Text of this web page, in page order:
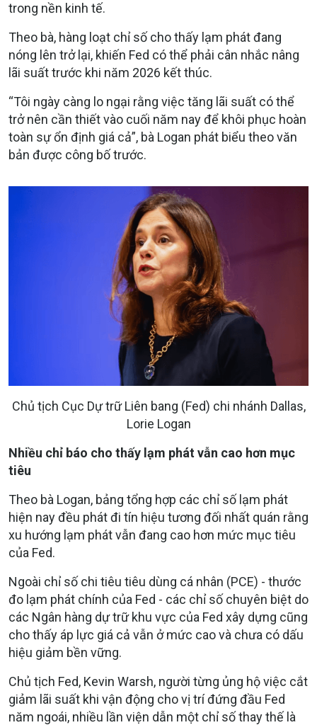
trong nền kinh tế.
Theo bà, hàng loạt chỉ số cho thấy lạm phát đang
nóng lên trở lại, khiến Fed có thể phải cân nhắc nâng
lãi suất trước khi năm 2026 kết thúc.
“Tôi ngày càng lo ngại rằng việc tăng lãi suất có thể
trở nên cần thiết vào cuối năm nay để khôi phục hoàn
toàn sự ổn định giá cả”, bà Logan phát biểu theo văn
bản được công bố trước.
Chủ tịch Cục Dự trữ Liên bang (Fed) chi nhánh Dallas,
Lorie Logan
Nhiều chỉ báo cho thấy lạm phát vẫn cao hơn mục
tiêu
Theo bà Logan, bảng tổng hợp các chỉ số lạm phát
hiện nay đều phát đi tín hiệu tương đối nhất quán rằng
xu hướng lạm phát vẫn đang cao hơn mức mục tiêu
của Fed.
Ngoài chỉ số chi tiêu tiêu dùng cá nhân (PCE) - thước
đo lạm phát chính của Fed - các chỉ số chuyên biệt do
các Ngân hàng dự trữ khu vực của Fed xây dựng cũng
cho thấy áp lực giá cả vẫn ở mức cao và chưa có dấu
hiệu giảm bền vững.
Chủ tịch Fed, Kevin Warsh, người từng ủng hộ việc cắt
giảm lãi suất khi vận động cho vị trí đứng đầu Fed
năm ngoái, nhiều lần viện dẫn một chỉ số thay thế là